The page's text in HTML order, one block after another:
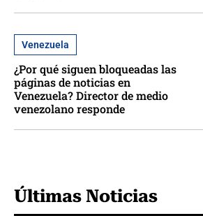
Venezuela
¿Por qué siguen bloqueadas las
páginas de noticias en
Venezuela? Director de medio
venezolano responde
Últimas Noticias